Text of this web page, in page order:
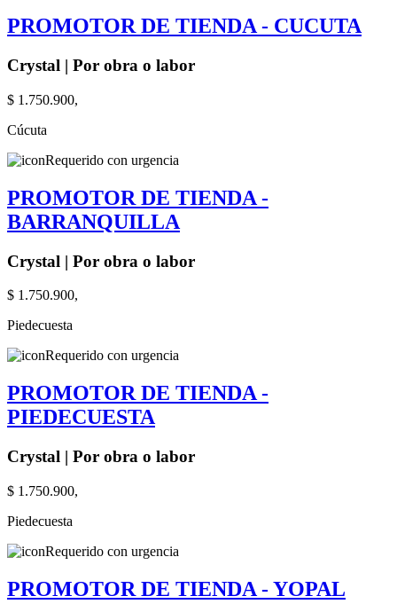
PROMOTOR DE TIENDA - CUCUTA
Crystal | Por obra o labor
$ 1.750.900,
Cúcuta
Requerido con urgencia
PROMOTOR DE TIENDA -
BARRANQUILLA
Crystal | Por obra o labor
$ 1.750.900,
Piedecuesta
Requerido con urgencia
PROMOTOR DE TIENDA -
PIEDECUESTA
Crystal | Por obra o labor
$ 1.750.900,
Piedecuesta
Requerido con urgencia
PROMOTOR DE TIENDA - YOPAL